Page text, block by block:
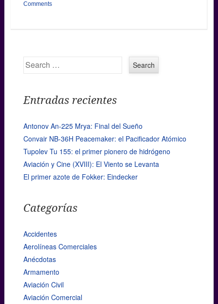
Comments
Search
Entradas recientes
Antonov An-225 Mrya: Final del Sueño
Convair NB-36H Peacemaker: el Pacificador Atómico
Tupolev Tu 155: el primer pionero de hidrógeno
Aviación y Cine (XVIII): El Viento se Levanta
El primer azote de Fokker: Eindecker
Categorías
Accidentes
Aerolíneas Comerciales
Anécdotas
Armamento
Aviación Civil
Aviación Comercial